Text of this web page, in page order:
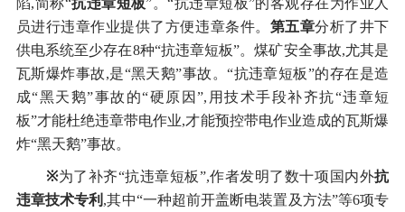
陷,简称“抗违章短板”。“抗违章短板”的客观存在为作业人
员进行违章作业提供了方便违章条件。 第五章分析了井下
供电系统至少存在8种“抗违章短板”。煤矿安全事故,尤其是
瓦斯爆炸事故,是“黑天鹅”事故。“抗违章短板”的存在是造
成“黑天鹅”事故的“硬原因”,用技术手段补齐抗“违章短
板”才能杜绝违章带电作业,才能预控带电作业造成的瓦斯爆
炸“黑天鹅”事故。
※为了补齐“抗违章短板”,作者发明了数十项国内外抗
违章技术专利 ,其中“一种超前开盖断电装置及方法”等6项专